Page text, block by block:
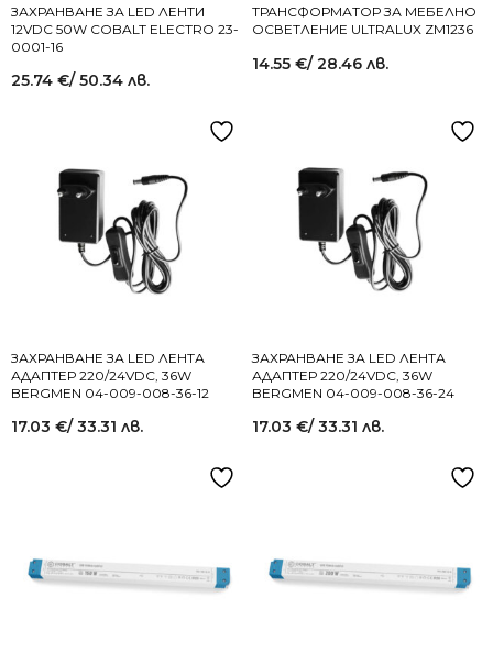
ЗАХРАНВАНЕ ЗА LED ЛЕНТИ
12VDC 50W COBALT ELECTRO 23-
0001-16
25.74 €/ 50.34 лв.
ТРАНСФОРМАТОР ЗА МЕБЕЛНО
ОСВЕТЛЕНИЕ ULTRALUX ZM1236
14.55 €/ 28.46 лв.
ЗАХРАНВАНЕ ЗА LED ЛЕНТА
АДАПТЕР 220/24VDC, 36W
BERGMEN 04-009-008-36-12
17.03 €/ 33.31 лв.
ЗАХРАНВАНЕ ЗА LED ЛЕНТА
АДАПТЕР 220/24VDC, 36W
BERGMEN 04-009-008-36-24
17.03 €/ 33.31 лв.